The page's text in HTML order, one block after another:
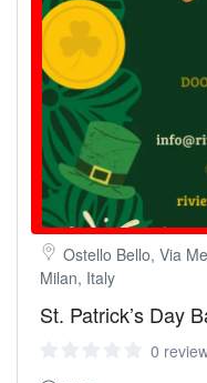
Ostello Bello, Via
Milan, Italy
St. Patrick’s Day
0